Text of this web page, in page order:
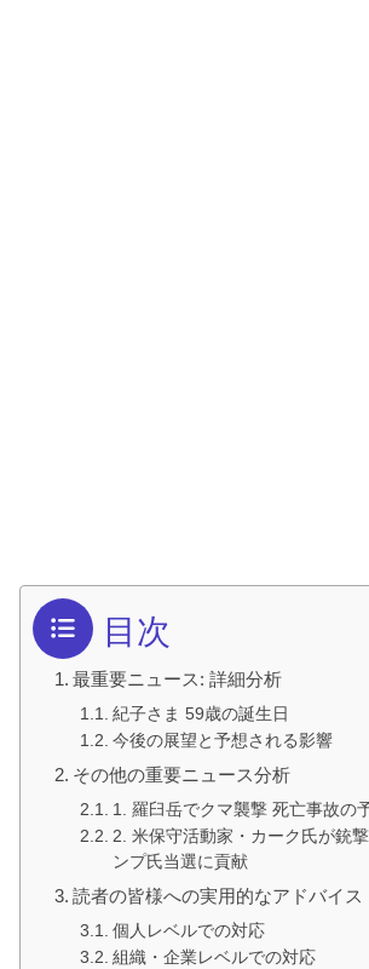
目次
最重要ニュース: 詳細分析
紀子さま 59歳の誕生日
今後の展望と予想される影響
その他の重要ニュース分析
1. 羅臼岳でクマ襲撃 死亡事故の
2. 米保守活動家・カーク氏が銃
ンプ氏当選に貢献
読者の皆様への実用的なアドバイス
個人レベルでの対応
組織・企業レベルでの対応